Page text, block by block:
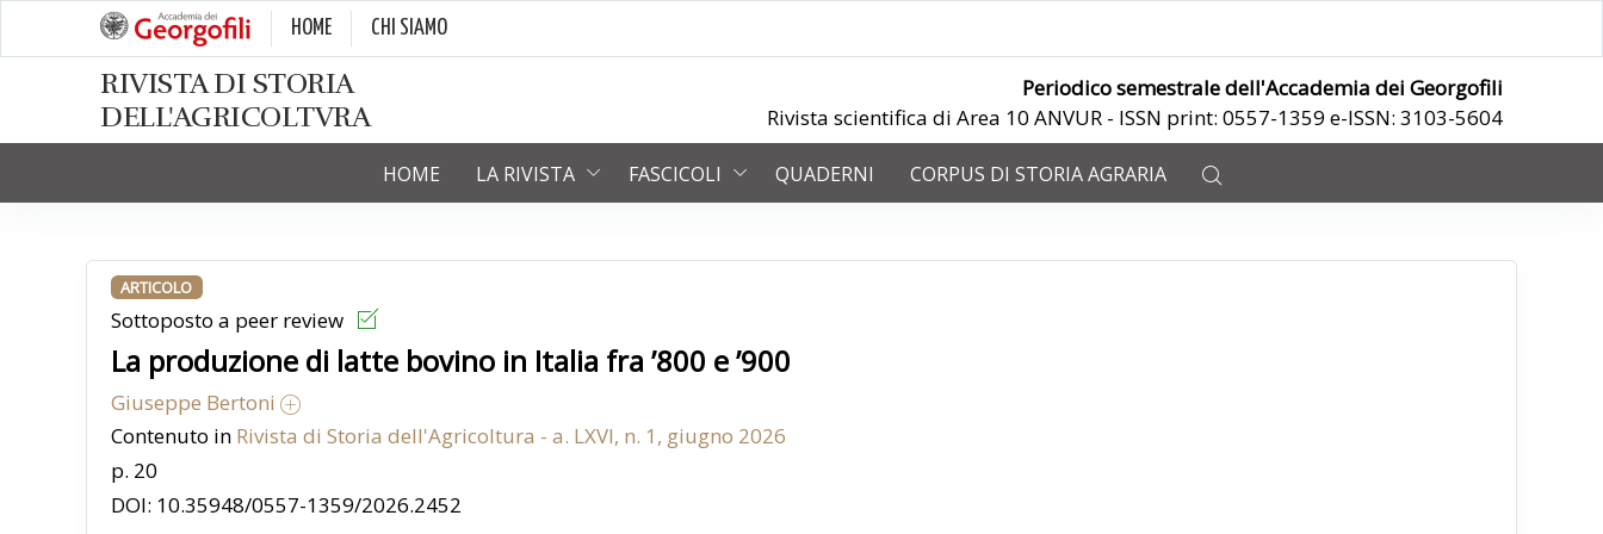
HOME CHI SIAMO
RIVISTA DI STORIA
DELL'AGRICOLTVRA
Periodico semestrale dell'Accademia dei Georgofili
Rivista scientifica di Area 10 ANVUR - ISSN print: 0557-1359 e-ISSN: 3103-5604
HOME LA RIVISTA FASCICOLI QUADERNI CORPUS DI STORIA AGRARIA
ARTICOLO
Sottoposto a peer review
La produzione di latte bovino in Italia fra ’800 e ’900
Giuseppe Bertoni
Contenuto in Rivista di Storia dell'Agricoltura - a. LXVI, n. 1, giugno 2026
p. 20
DOI: 10.35948/0557-1359/2026.2452